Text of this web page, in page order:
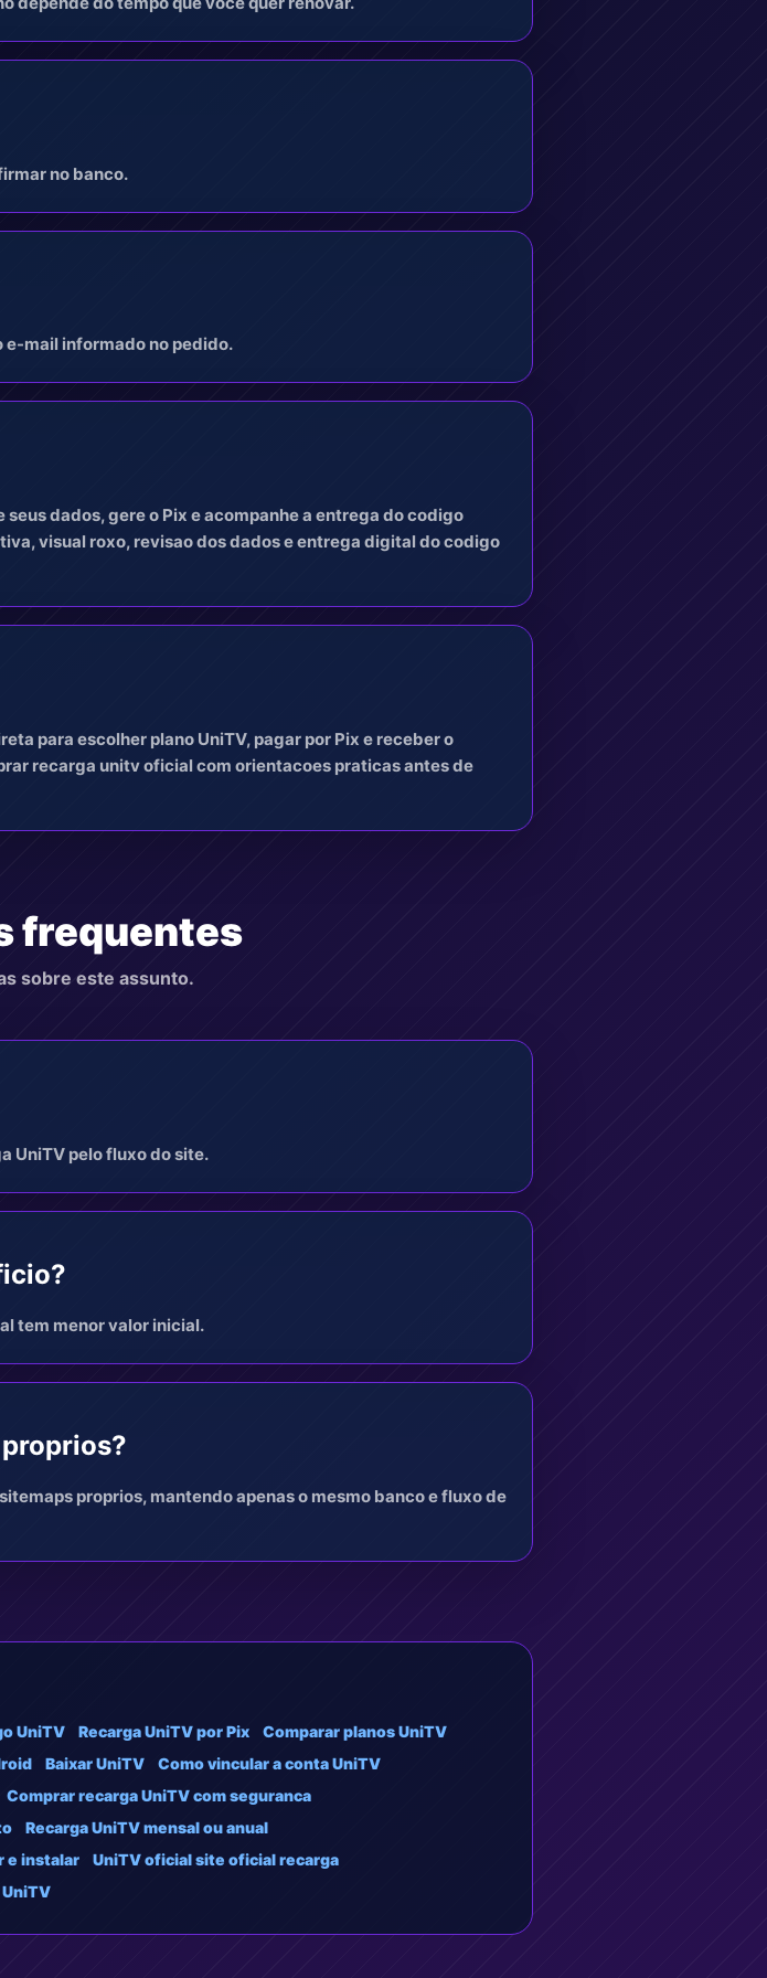
no banco.
e-mail informado no pedido.
dados, gere o Pix e acompanhe a entrega do codigo
visual roxo, revisao dos dados e entrega digital do codigo
para escolher plano UniTV, pagar por Pix e receber o
recarga unitv oficial com orientacoes praticas antes de
frequentes
sobre este assunto.
UniTV pelo fluxo do site.
tem menor valor inicial.
proprios?
proprios, mantendo apenas o mesmo banco e fluxo de
UniTV Recarga UniTV por Pix
Comparar planos UniTV
Baixar UniTV
Como vincular a conta UniTV
Comprar recarga UniTV com seguranca
Recarga UniTV mensal ou anual
e instalar
UniTV oficial site oficial recarga